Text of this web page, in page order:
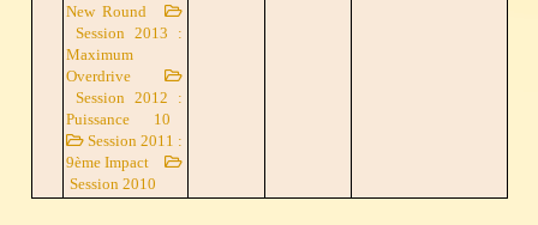
New Round
Session 2013 :
Maximum
Overdrive
Session 2012 :
Puissance 10
Session 2011 :
9ème Impact
Session 2010